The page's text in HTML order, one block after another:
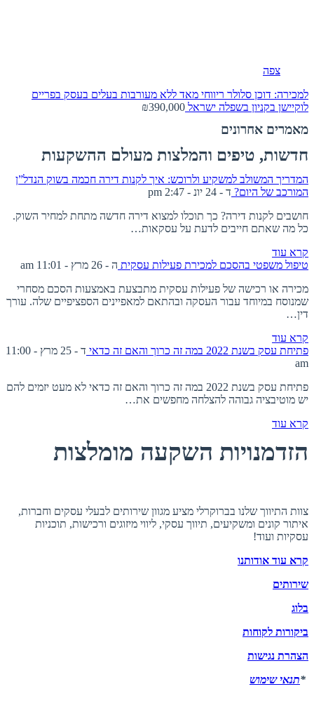
צפה
למכירה: דוכן סלולר ריווחי מאד ללא מעורבות בעלים בעסק בפריים
לוקיישן בקניון בשפלה ישראל ₪390,000
מאמרים אחרונים
חדשות, טיפים והמלצות מעולם ההשקעות
המדריך המשולב למשקיע ולרוכש: איך לקנות דירה חכמה בשוק הנדל”ן
המורכב של היום? ד - 24 יונ - 2:47 pm
חושבים לקנות דירה? כך תוכלו למצוא דירה חדשה מתחת למחיר השוק.
כל מה שאתם חייבים לדעת על עסקאות…
קרא עוד
טיפול משפטי בהסכם למכירת פעילות עסקית ה - 26 מרץ - 11:01 am
מכירה או רכישה של פעילות עסקית מתבצעת באמצעות הסכם מסחרי
שמנוסח במיוחד עבור העסקה ובהתאם למאפיינים הספציפיים שלה. עורך
דין…
קרא עוד
פתיחת עסק בשנת 2022 במה זה כרוך והאם זה כדאי
ד - 25 מרץ - 11:00
am
פתיחת עסק בשנת 2022 במה זה כרוך והאם זה כדאי לא מעט יזמים להם
יש מוטיבציה גבוהה להצלחה מחפשים את…
קרא עוד
הזדמנויות השקעה מומלצות
צוות התיווך שלנו בברוקרלי מציע מגוון שירותים לבעלי עסקים וחברות,
איתור קונים ומשקיעים, תיווך עסקי, ליווי מיזוגים ורכישות, תוכניות
עסקיות ועוד!
קרא עוד אודותנו
שירותים
בלוג
ביקורות לקוחות
הצהרת נגישות
*תנאי שימוש